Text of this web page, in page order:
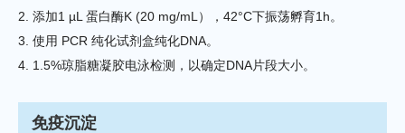
2. 添加1 µL 蛋白酶K (20 mg/mL），42°C下振荡孵育1h。
3. 使用 PCR 纯化试剂盒纯化DNA。
4. 1.5%琼脂糖凝胶电泳检测，以确定DNA片段大小。
免疫沉淀